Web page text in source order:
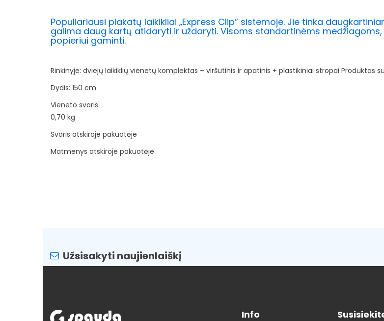
Populiariausi plakatų laikikliai „Express Clip“ sistemoje. Jie tinka
galima daug kartų atidaryti ir uždaryti. Visoms standartinėms
popieriui gaminti.
Rinkinyje: dviejų laikiklių vienetų komplektas – viršutinis ir apatinis + plastikiniai stropai Produktas
Dydis: 150 cm
Vieneto svoris:
0,70 kg
Svoris atskiroje pakuotėje
Matmenys atskiroje pakuotėje
Užsisakyti naujienlaiškį
Info